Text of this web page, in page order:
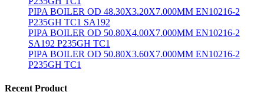
PIPA BOILER OD 48.30X3.20X7.000MM EN10216-2
P235GH TC1 SA192
PIPA BOILER OD 50.80X4.00X7.000MM EN10216-2
SA192 P235GH TC1
PIPA BOILER OD 50.80X3.60X7.000MM EN10216-2
P235GH TC1
Recent Product